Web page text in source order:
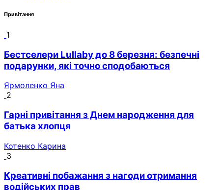
Привітання
1
Бестселери Lullaby до 8 березня: безпечні
подарунки, які точно сподобаються
Ярмоленко Яна
2
Гарні привітання з Днем народження для
батька хлопця
Котенко Карина
3
Креативні побажання з нагоди отримання
водійських прав